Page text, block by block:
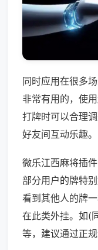
同时应用在很多
非常有用的，使
打牌时可以合理
好友间互动乐趣。
微乐江西麻将插
部分用户的牌特
看到其他人的牌
在此类外挂。如(
等，建议通过正